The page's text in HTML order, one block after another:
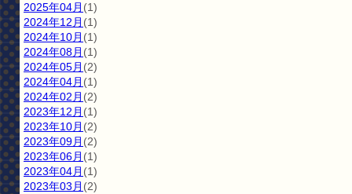
2025年04月 (1)
2024年12月 (1)
2024年10月 (1)
2024年08月 (1)
2024年05月 (2)
2024年04月 (1)
2024年02月 (2)
2023年12月 (1)
2023年10月 (2)
2023年09月 (2)
2023年06月 (1)
2023年04月 (1)
2023年03月 (2)